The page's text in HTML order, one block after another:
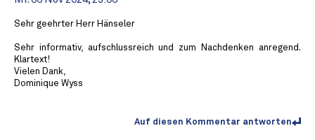
Sehr geehrter Herr Hänseler
Sehr informativ, aufschlussreich und zum Nachdenken anregend.
Klartext!
Vielen Dank,
Dominique Wyss
Auf diesen Kommentar antworten